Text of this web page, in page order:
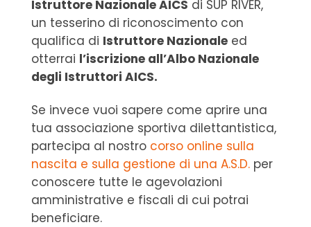
Istruttore Nazionale AICS di SUP RIVER,
un tesserino di riconoscimento con
qualifica di Istruttore Nazionaleed
otterrai l’iscrizione all’Albo Nazionale
degli Istruttori AICS.
Se invece vuoi sapere come aprire una
tua associazione sportiva dilettantistica,
partecipa al nostro corso online sulla
nascita e sulla gestione di una A.S.D.per
conoscere tutte le agevolazioni
amministrative e fiscali di cui potrai
beneficiare.